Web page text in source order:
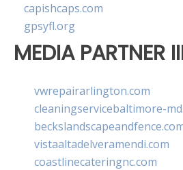
capishcaps.com
gpsyfl.org
MEDIA PARTNER
vwrepairarlington.com
cleaningservicebaltimore-
vistaaltadelveramendi.com
coastlinecateringnc.com